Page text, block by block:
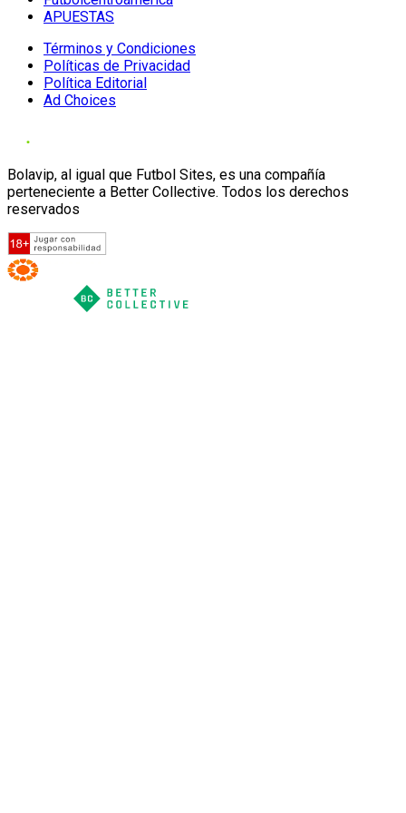
APUESTAS
Términos y Condiciones
Políticas de Privacidad
Política Editorial
Ad Choices
Bolavip, al igual que Futbol Sites, es una compañía
perteneciente a Better Collective. Todos los derechos
reservados